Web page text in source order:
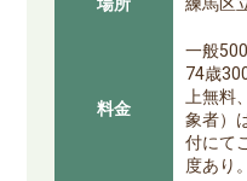
料金
一般
74歳
上無料
象者）
付にて
度あり。